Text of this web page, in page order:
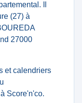
Il
(27) à
27000
et calendriers
Score'n'co.